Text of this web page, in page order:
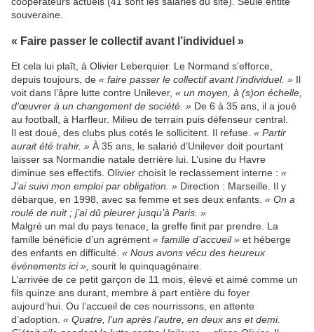
souveraine.
« Faire passer le collectif avant l’individuel »
Et cela lui plaît, à Olivier Leberquier. Le Normand s’efforce,
depuis toujours, de « faire passer le collectif avant l’individuel. » Il
voit dans l’âpre lutte contre Unilever, « un moyen, à (s)on échelle,
d’œuvrer à un changement de société. » De 6 à 35 ans, il a joué
au football, à Harfleur. Milieu de terrain puis défenseur central.
Il est doué, des clubs plus cotés le sollicitent. Il refuse. « Partir
aurait été trahir. » À 35 ans, le salarié d’Unilever doit pourtant
laisser sa Normandie natale derrière lui. L’usine du Havre
diminue ses effectifs. Olivier choisit le reclassement interne : «
J’ai suivi mon emploi par obligation. » Direction : Marseille. Il y
débarque, en 1998, avec sa femme et ses deux enfants. « On a
roulé de nuit ; j’ai dû pleurer jusqu’à Paris. »
Malgré un mal du pays tenace, la greffe finit par prendre. La
famille bénéficie d’un agrément « famille d’accueil » et héberge
des enfants en difficulté. « Nous avons vécu des heureux
événements ici », sourit le quinquagénaire.
L’arrivée de ce petit garçon de 11 mois, élevé et aimé comme un
fils quinze ans durant, membre à part entière du foyer
aujourd’hui. Ou l’accueil de ces nourrissons, en attente
d’adoption. « Quatre, l’un après l’autre, en deux ans et demi.